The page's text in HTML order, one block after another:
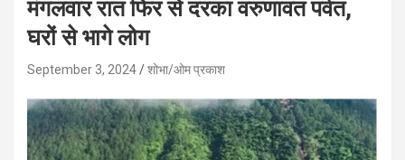
मंगलवार रात फिर से दरका वरुणावत पर्वत,
घरों से भागे लोग
September 3, 2024 शोभा/ओम प्रकाश